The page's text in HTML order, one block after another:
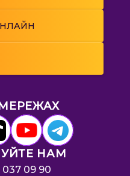
НАМ
037 09 90